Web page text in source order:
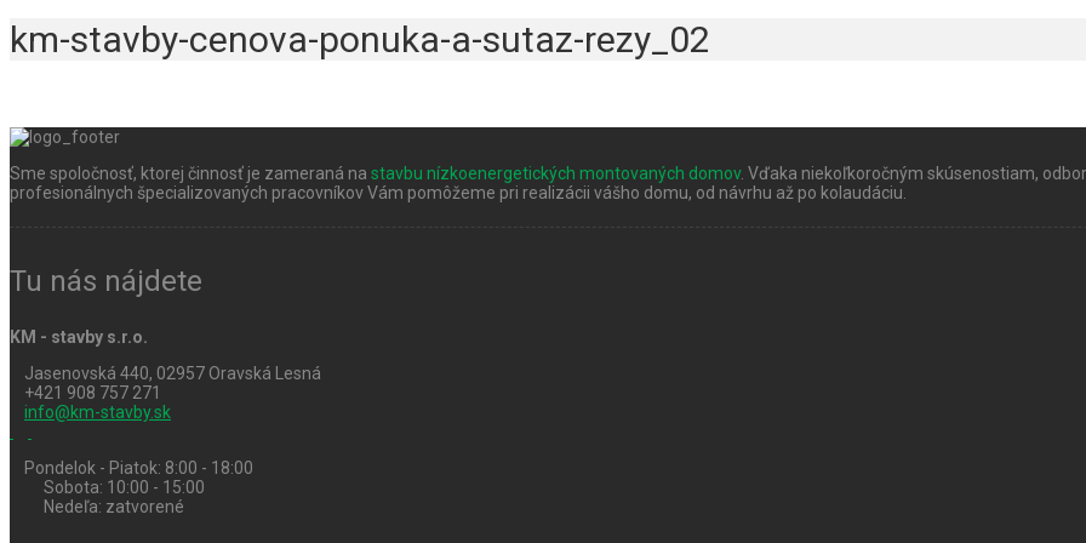
km-stavby-cenova-ponuka-a-sutaz-rezy_02
Sme spoločnosť, ktorej činnosť je zameraná na stavbu nízkoenergetických montovaných domov. Vďaka niekoľkoročným skúsenostiam,
profesionálnych špecializovaných pracovníkov Vám pomôžeme pri realizácii vášho domu, od návrhu až po kolaudáciu.
Tu nás nájdete
KM - stavby s.r.o.
Jasenovská 440, 02957 Oravská Lesná
+421 908 757 271
info@km-stavby.sk
Pondelok - Piatok: 8:00 - 18:00
Sobota: 10:00 - 15:00
Nedeľa: zatvorené